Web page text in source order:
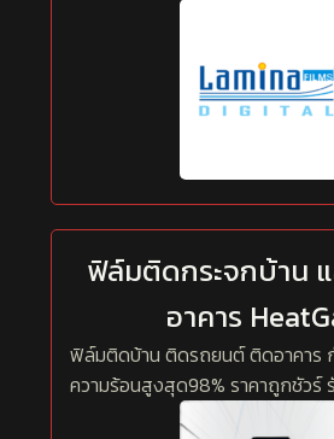
ฟิล์มติดกระจกบ้าน
อาคาร
ฟิล์มติดบ้าน ติดรถยนต์ ติดอาคาร
ความร้อนสูงสุด98% ราคาถูกชัวร์